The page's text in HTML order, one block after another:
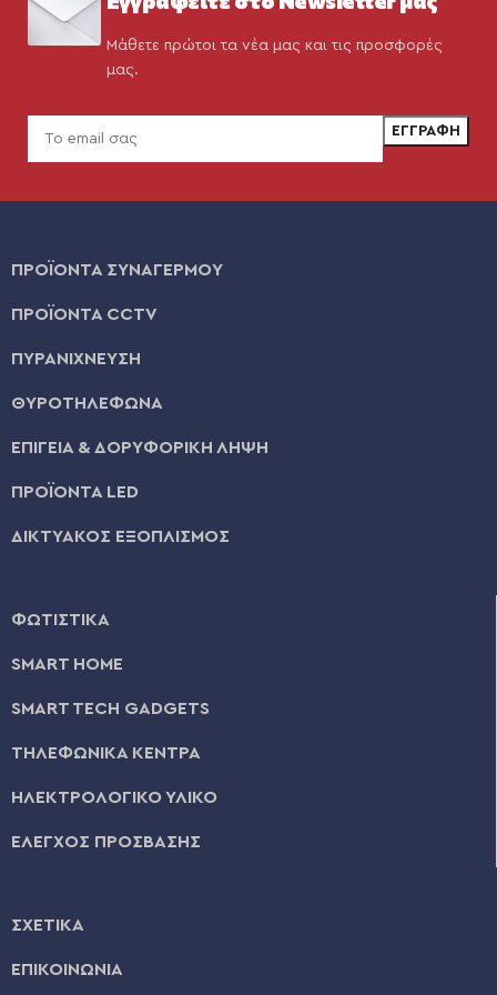
Μάθετε πρώτοι τα νέα μας και τις προσφορές
μας.
ΠΡΟΪΟΝΤΑ ΣΥΝΑΓΕΡΜΟΥ
ΠΡΟΪΟΝΤΑ CCTV
ΠΥΡΑΝΙΧΝΕΥΣΗ
ΘΥΡΟΤΗΛΕΦΩΝΑ
ΕΠΙΓΕΙΑ & ΔΟΡΥΦΟΡΙΚΗ ΛΗΨΗ
ΠΡΟΪΟΝΤΑ LED
ΔΙΚΤΥΑΚΟΣ ΕΞΟΠΛΙΣΜΟΣ
ΦΩΤΙΣΤΙΚΑ
SMART HOME
SMART TECH GADGETS
ΤΗΛΕΦΩΝΙΚΑ ΚΕΝΤΡΑ
ΗΛΕΚΤΡΟΛΟΓΙΚΟ ΥΛΙΚΟ
ΕΛΕΓΧΟΣ ΠΡΟΣΒΑΣΗΣ
ΣΧΕΤΙΚΑ
ΕΠΙΚΟΙΝΩΝΙΑ